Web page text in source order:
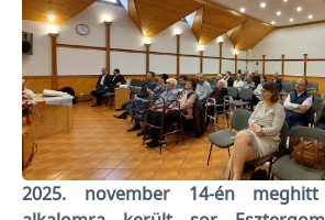
2025. november 14-én